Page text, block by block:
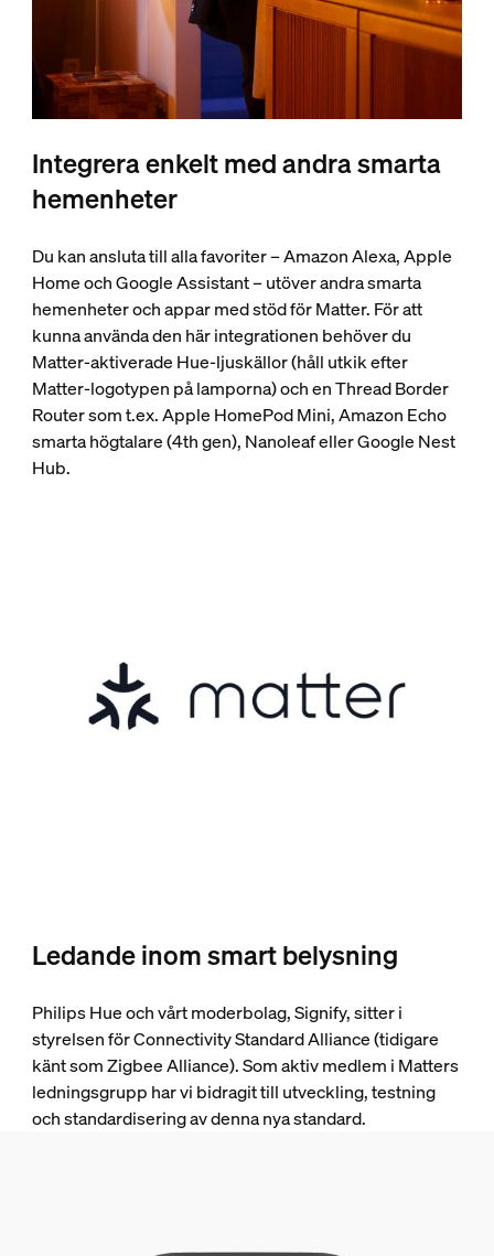
Integrera enkelt med andra smarta
hemenheter
Du kan ansluta till alla favoriter – Amazon Alexa, Apple
Home och Google Assistant – utöver andra smarta
hemenheter och appar med stöd för Matter. För att
kunna använda den här integrationen behöver du
Matter-aktiverade Hue-ljuskällor (håll utkik efter
Matter-logotypen på lamporna) och en Thread Border
Router som t.ex. Apple HomePod Mini, Amazon Echo
smarta högtalare (4th gen), Nanoleaf eller Google Nest
Hub.
Ledande inom smart belysning
Philips Hue och vårt moderbolag, Signify, sitter i
styrelsen för Connectivity Standard Alliance (tidigare
känt som Zigbee Alliance). Som aktiv medlem i Matters
ledningsgrupp har vi bidragit till utveckling, testning
och standardisering av denna nya standard.